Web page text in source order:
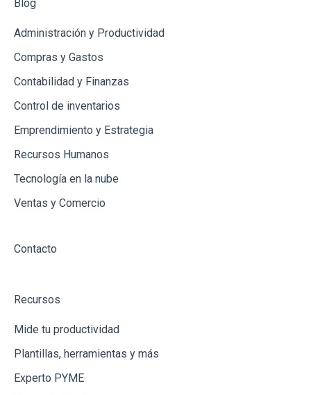
Blog
Administración y Productividad
Compras y Gastos
Contabilidad y Finanzas
Control de inventarios
Emprendimiento y Estrategia
Recursos Humanos
Tecnología en la nube
Ventas y Comercio
Contacto
Recursos
Mide tu productividad
Plantillas, herramientas y más
Experto PYME